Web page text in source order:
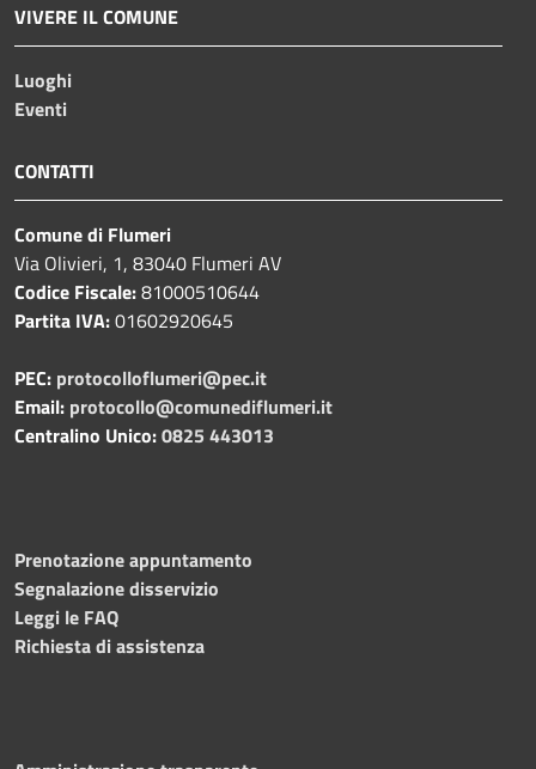
VIVERE IL COMUNE
Luoghi
Eventi
CONTATTI
Comune di Flumeri
Via Olivieri, 1, 83040 Flumeri AV
Codice Fiscale:81000510644
Partita IVA:01602920645
PEC: protocolloflumeri@pec.it
Email: protocollo@comunediflumeri.it
Centralino Unico:0825 443013
Prenotazione appuntamento
Segnalazione disservizio
Leggi le FAQ
Richiesta di assistenza